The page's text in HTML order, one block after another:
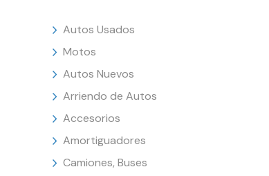
Autos Usados
Motos
Autos Nuevos
Arriendo de Autos
Accesorios
Amortiguadores
Camiones, Buses